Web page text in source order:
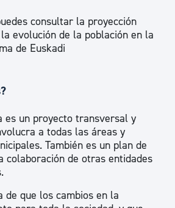
consultar la proyección
evolución de la población en la
de Euskadi
es un proyecto transversal y
a todas las áreas y
También es un plan de
colaboración de otras entidades
de que los cambios en la